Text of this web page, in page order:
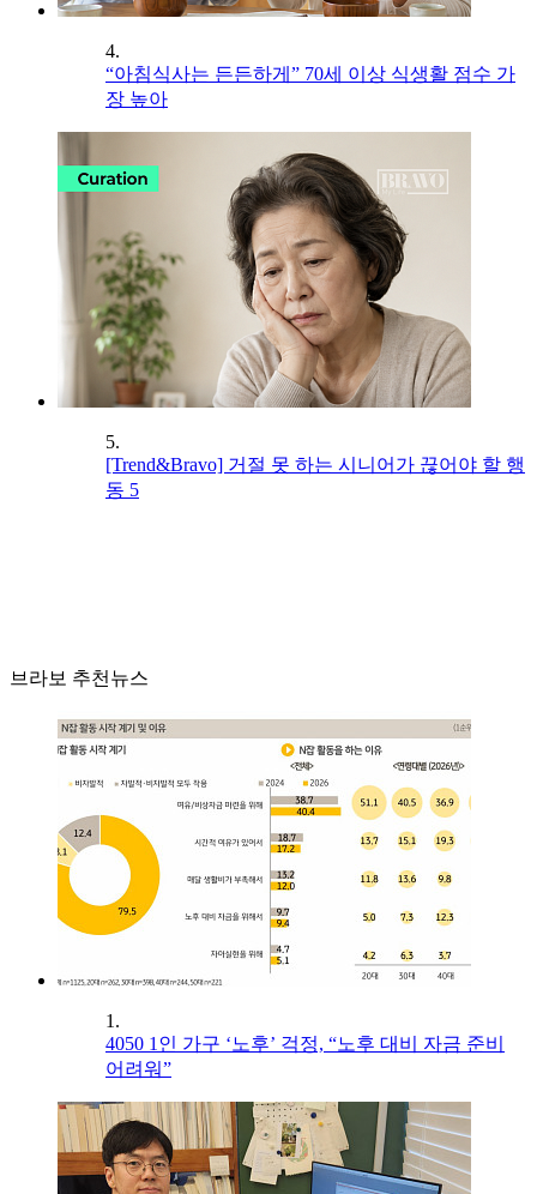
4.
“아침식사는 든든하게” 70세 이상 식생활 점수 가
장 높아
5.
[Trend&Bravo] 거절 못 하는 시니어가 끊어야 할 행
동 5
브라보 추천뉴스
1.
4050 1인 가구 ‘노후’ 걱정, “노후 대비 자금 준비
어려워”